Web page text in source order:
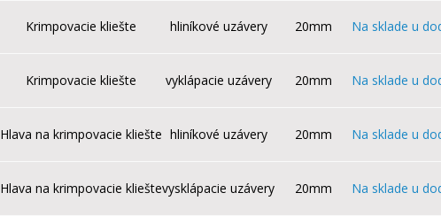
Krimpovacie kliešte hliníkové uzávery 20mm Na sklade u
Krimpovacie kliešte vyklápacie uzávery 20mm Na sklade u
Hlava na krimpovacie kliešte hliníkové uzávery 20mm Na sklade u
Hlava na krimpovacie klieštevysklápacie uzávery 20mm Na sklade u